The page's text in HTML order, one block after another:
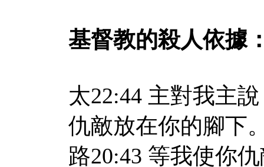
基督教的殺人依據
太22:44 主對我主
仇敵放在你的腳下
路20:43 等我使你